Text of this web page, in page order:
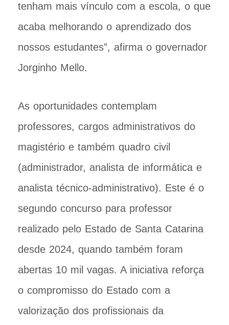
tenham mais vínculo com a escola, o que
acaba melhorando o aprendizado dos
nossos estudantes”, afirma o governador
Jorginho Mello.
As oportunidades contemplam
professores, cargos administrativos do
magistério e também quadro civil
(administrador, analista de informática e
analista técnico-administrativo). Este é o
segundo concurso para professor
realizado pelo Estado de Santa Catarina
desde 2024, quando também foram
abertas 10 mil vagas. A iniciativa reforça
o compromisso do Estado com a
valorização dos profissionais da